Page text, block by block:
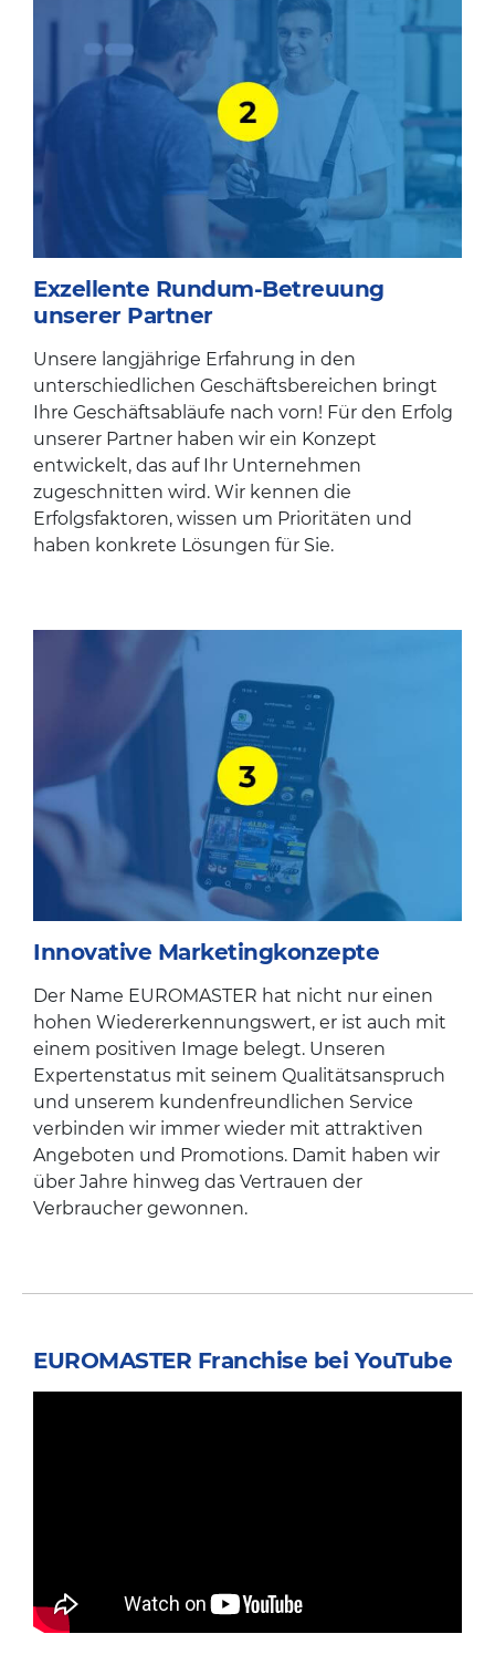
Exzellente Rundum-Betreuung
unserer Partner
Unsere langjährige Erfahrung in den
unterschiedlichen Geschäftsbereichen bringt
Ihre Geschäftsabläufe nach vorn! Für den Erfolg
unserer Partner haben wir ein Konzept
entwickelt, das auf Ihr Unternehmen
zugeschnitten wird. Wir kennen die
Erfolgsfaktoren, wissen um Prioritäten und
haben konkrete Lösungen für Sie.
Innovative Marketingkonzepte
Der Name EUROMASTER hat nicht nur einen
hohen Wiedererkennungswert, er ist auch mit
einem positiven Image belegt. Unseren
Expertenstatus mit seinem Qualitätsanspruch
und unserem kundenfreundlichen Service
verbinden wir immer wieder mit attraktiven
Angeboten und Promotions. Damit haben wir
über Jahre hinweg das Vertrauen der
Verbraucher gewonnen.
EUROMASTER Franchise bei YouTube